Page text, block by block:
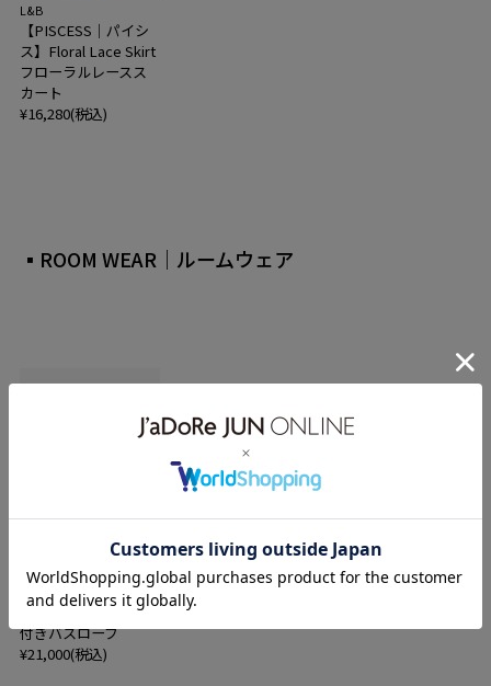
L&B
【PISCESS｜パイシ
ス】Floral Lace Skirt
フローラルレースス
カート
¥16,280(税込)
▪ROOM WEAR｜ルームウェア
【VENUMENT｜ベニ
ュメント】HOODED
BATH ROBE フード
付きバスローブ
¥21,000(税込)